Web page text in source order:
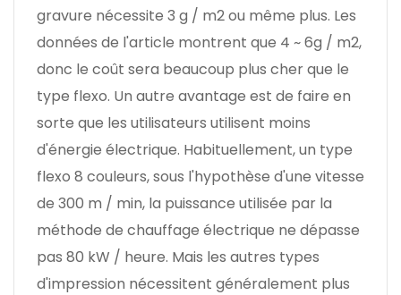
gravure nécessite 3 g / m2 ou même plus. Les
données de l'article montrent que 4 ~ 6g / m2,
donc le coût sera beaucoup plus cher que le
type flexo. Un autre avantage est de faire en
sorte que les utilisateurs utilisent moins
d'énergie électrique. Habituellement, un type
flexo 8 couleurs, sous l'hypothèse d'une vitesse
de 300 m / min, la puissance utilisée par la
méthode de chauffage électrique ne dépasse
pas 80 kW / heure. Mais les autres types
d'impression nécessitent généralement plus